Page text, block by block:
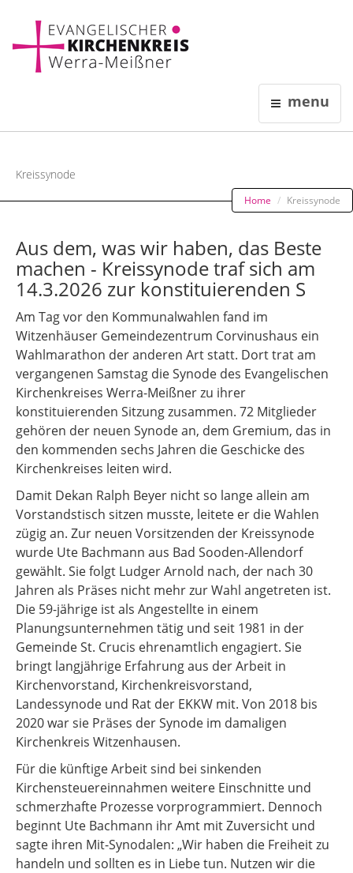
menu
Kreissynode
Home Kreissynode
Aus dem, was wir haben, das Beste
machen - Kreissynode traf sich am
14.3.2026 zur konstituierenden S
Am Tag vor den Kommunalwahlen fand im
Witzenhäuser Gemeindezentrum Corvinushaus ein
Wahlmarathon der anderen Art statt. Dort trat am
vergangenen Samstag die Synode des Evangelischen
Kirchenkreises Werra-Meißner zu ihrer
konstituierenden Sitzung zusammen. 72 Mitglieder
gehören der neuen Synode an, dem Gremium, das in
den kommenden sechs Jahren die Geschicke des
Kirchenkreises leiten wird.
Damit Dekan Ralph Beyer nicht so lange allein am
Vorstandstisch sitzen musste, leitete er die Wahlen
zügig an. Zur neuen Vorsitzenden der Kreissynode
wurde Ute Bachmann aus Bad Sooden-Allendorf
gewählt. Sie folgt Ludger Arnold nach, der nach 30
Jahren als Präses nicht mehr zur Wahl angetreten ist.
Die 59-jährige ist als Angestellte in einem
Planungsunternehmen tätig und seit 1981 in der
Gemeinde St. Crucis ehrenamtlich engagiert. Sie
bringt langjährige Erfahrung aus der Arbeit in
Kirchenvorstand, Kirchenkreisvorstand,
Landessynode und Rat der EKKW mit. Von 2018 bis
2020 war sie Präses der Synode im damaligen
Kirchenkreis Witzenhausen.
Für die künftige Arbeit sind bei sinkenden
Kirchensteuereinnahmen weitere Einschnitte und
schmerzhafte Prozesse vorprogrammiert. Dennoch
beginnt Ute Bachmann ihr Amt mit Zuversicht und
sagte ihren Mit-Synodalen: „Wir haben die Freiheit zu
handeln und sollten es in Liebe tun. Nutzen wir die